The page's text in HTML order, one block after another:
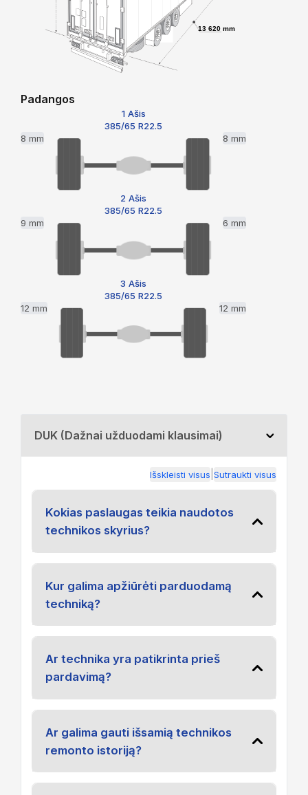
13 620 mm
Padangos
1 Ašis
385/65 R22.5
8 mm
8 mm
2 Ašis
385/65 R22.5
9 mm
6 mm
3 Ašis
385/65 R22.5
12 mm
12 mm
DUK (Dažnai užduodami klausimai)
Išskleisti visus Sutraukti visus
Kokias paslaugas teikia naudotos
technikos skyrius?
Kur galima apžiūrėti parduodamą
techniką?
Ar technika yra patikrinta prieš
pardavimą?
Ar galima gauti išsamią technikos
remonto istoriją?